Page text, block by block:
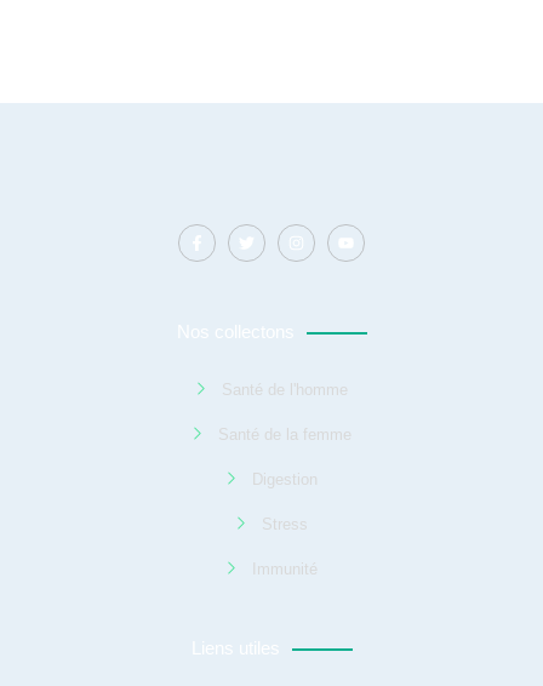
Nos collectons
Santé de l'homme
Santé de la femme
Digestion
Stress
Immunité
Liens utiles